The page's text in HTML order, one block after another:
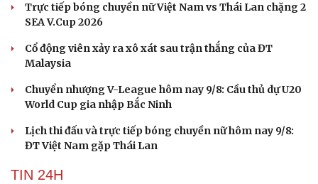
Trực tiếp bóng chuyền nữ Việt Nam vs Thái Lan chặng 2
SEA V.Cup 2026
Cổ động viên xảy ra xô xát sau trận thắng của ĐT
Malaysia
Chuyển nhượng V-League hôm nay 9/8: Cầu thủ dự U20
World Cup gia nhập Bắc Ninh
Lịch thi đấu và trực tiếp bóng chuyền nữ hôm nay 9/8:
ĐT Việt Nam gặp Thái Lan
TIN 24H